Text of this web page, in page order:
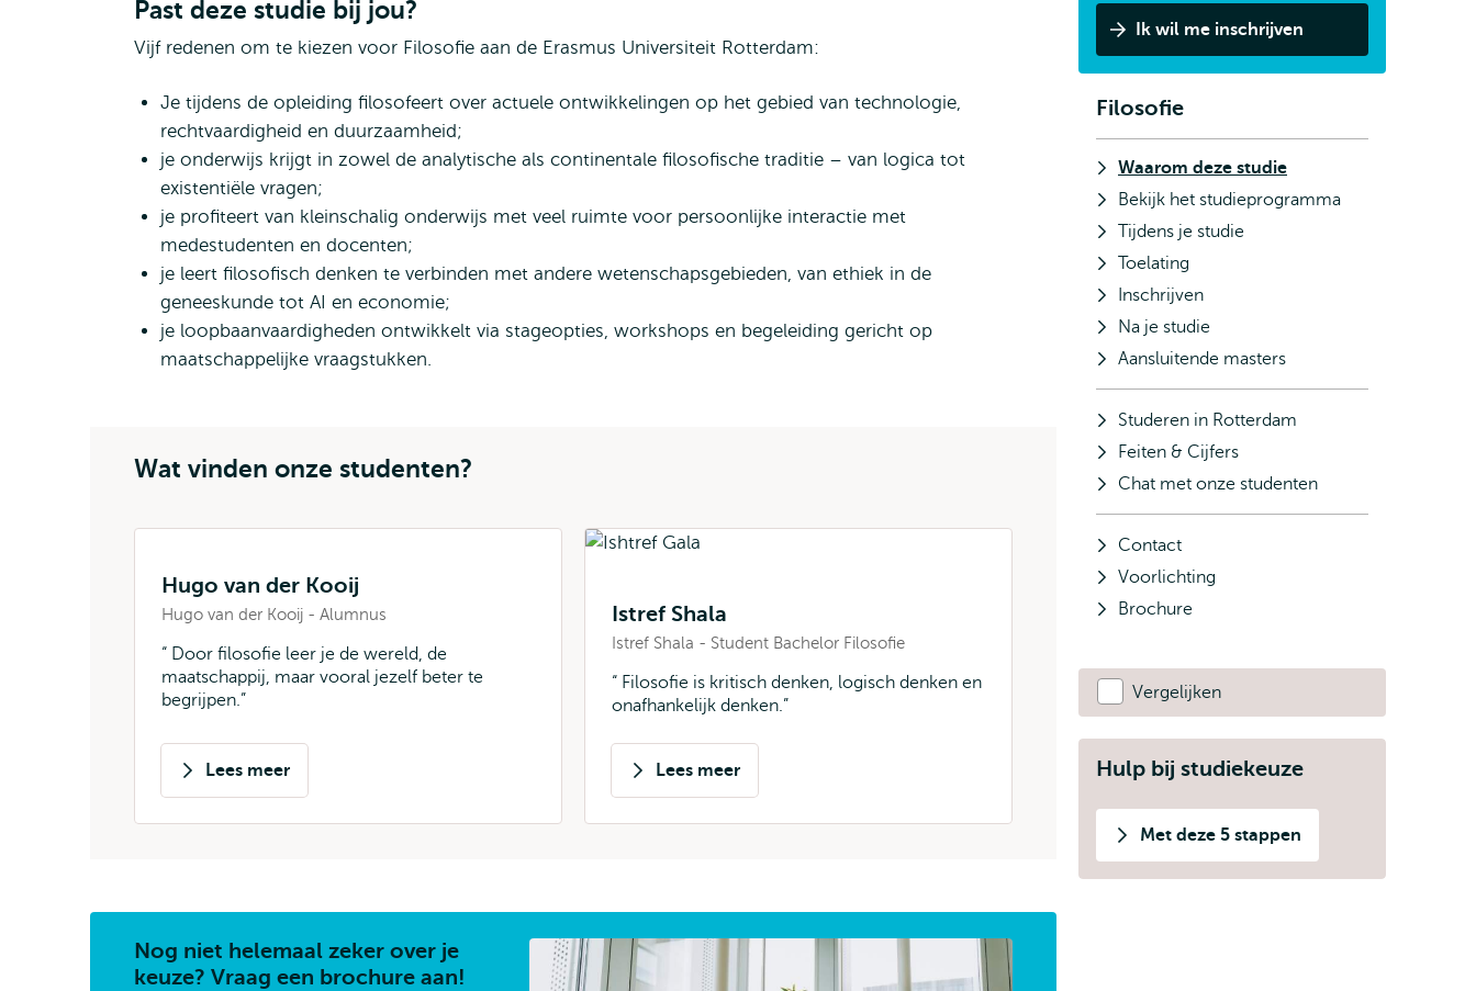
Past deze studie bij jou?
Vijf redenen om te kiezen voor Filosofie aan de Erasmus Universiteit Rotterdam:
Je tijdens de opleiding filosofeert over actuele ontwikkelingen op het gebied van technologie,
rechtvaardigheid en duurzaamheid;
je onderwijs krijgt in zowel de analytische als continentale filosofische traditie – van logica tot
existentiële vragen;
je profiteert van kleinschalig onderwijs met veel ruimte voor persoonlijke interactie met
medestudenten en docenten;
je leert filosofisch denken te verbinden met andere wetenschapsgebieden, van ethiek in de
geneeskunde tot AI en economie;
je loopbaanvaardigheden ontwikkelt via stageopties, workshops en begeleiding gericht op
maatschappelijke vraagstukken.
Wat vinden onze studenten?
Hugo van der Kooij
Hugo van der Kooij - Alumnus
Door filosofie leer je de wereld, de
maatschappij, maar vooral jezelf beter te
begrijpen.
Lees meer
over
Hugo
Istref Shala
Istref Shala - Student Bachelor Filosofie
Filosofie is kritisch denken, logisch denken en
onafhankelijk denken.
Lees meer
over
Istref
Nog niet helemaal zeker over je
keuze? Vraag een brochure aan!
Ik wil me inschrijven
Subnavigatie
Filosofie
Waarom deze studie
Bekijk het studieprogramma
Tijdens je studie
Toelating
Inschrijven
Na je studie
Aansluitende masters
Studeren in Rotterdam
Feiten & Cijfers
Chat met onze studenten
Contact
Voorlichting
Brochure
Vergelijken
Hulp bij studiekeuze
Met deze 5 stappen